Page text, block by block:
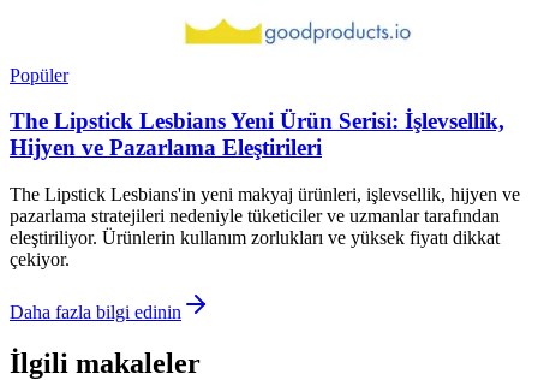
Popüler
The Lipstick Lesbians Yeni Ürün Serisi: İşlevsellik,
Hijyen ve Pazarlama Eleştirileri
The Lipstick Lesbians'in yeni makyaj ürünleri, işlevsellik, hijyen ve
pazarlama stratejileri nedeniyle tüketiciler ve uzmanlar tarafından
eleştiriliyor. Ürünlerin kullanım zorlukları ve yüksek fiyatı dikkat
çekiyor.
Daha fazla bilgi edinin
İlgili makaleler